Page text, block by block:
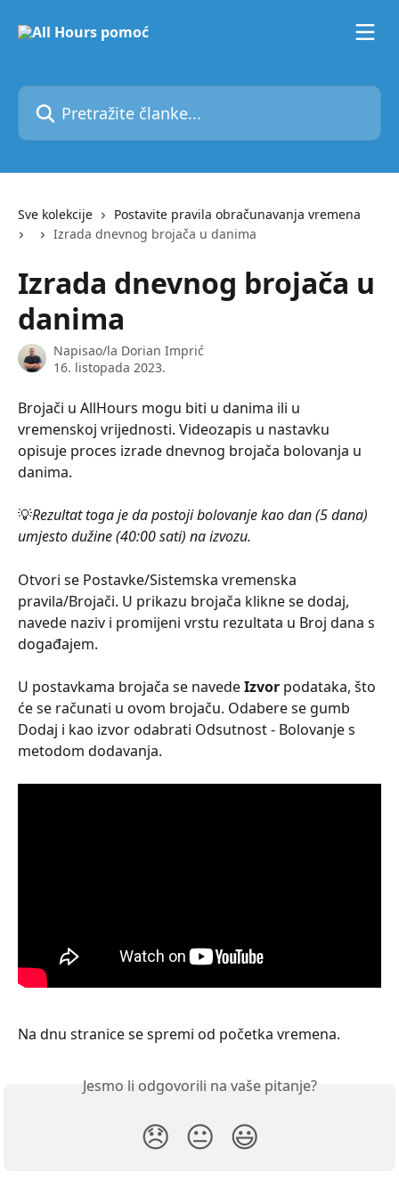
Pretražite članke...
Sve kolekcije
Postavite pravila obračunavanja vremena
Izrada dnevnog brojača u danima
Izrada dnevnog brojača u
danima
Napisao/la Dorian Imprić
16. listopada 2023.
Brojači u AllHours mogu biti u danima ili u
vremenskoj vrijednosti. Videozapis u nastavku
opisuje proces izrade dnevnog brojača bolovanja u
danima.
💡Rezultat toga je da postoji bolovanje kao dan (5 dana)
umjesto dužine (40:00 sati) na izvozu.
Otvori se Postavke/Sistemska vremenska
pravila/Brojači. U prikazu brojača klikne se dodaj,
navede naziv i promijeni vrstu rezultata u Broj dana s
događajem.
U postavkama brojača se navede Izvor podataka, što
će se računati u ovom brojaču. Odabere se gumb
Dodaj i kao izvor odabrati Odsutnost - Bolovanje s
metodom dodavanja.
Na dnu stranice se spremi od početka vremena.
Jesmo li odgovorili na vaše pitanje?
😞 😐 😃